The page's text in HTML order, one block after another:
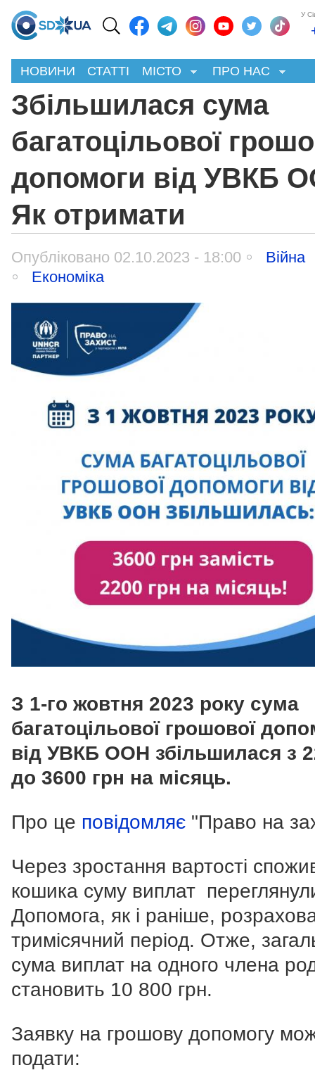
У
НОВИНИ СТАТТІ МІСТО ПРО НАС
Збільшилася сума
багатоцільової
допомоги від УВКБ
Як отримати
Опубліковано 02.10.2023 - 18:00
Війна
Економіка
З 1-го жовтня 2023 року сума
багатоцільової грошової
від УВКБ ООН збільшилася з
до 3600 грн на місяць.
Про це повідомляє "Право на
Через зростання вартості
кошика суму виплат
Допомога, як і раніше,
тримісячний період. Отже,
сума виплат на одного члена
становить 10 800 грн.
Заявку на грошову допомогу
подати: